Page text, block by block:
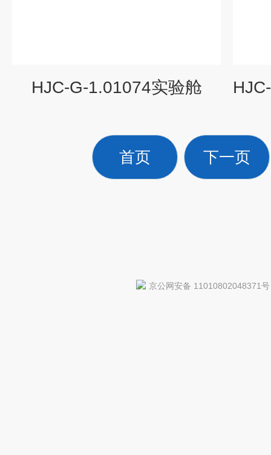
HJC-G-1.01074实验舱
首页 下一页
京公网安备 11010802048371号